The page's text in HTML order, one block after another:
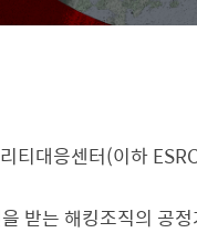
티대응센터(이하
받는 해킹조직의 공